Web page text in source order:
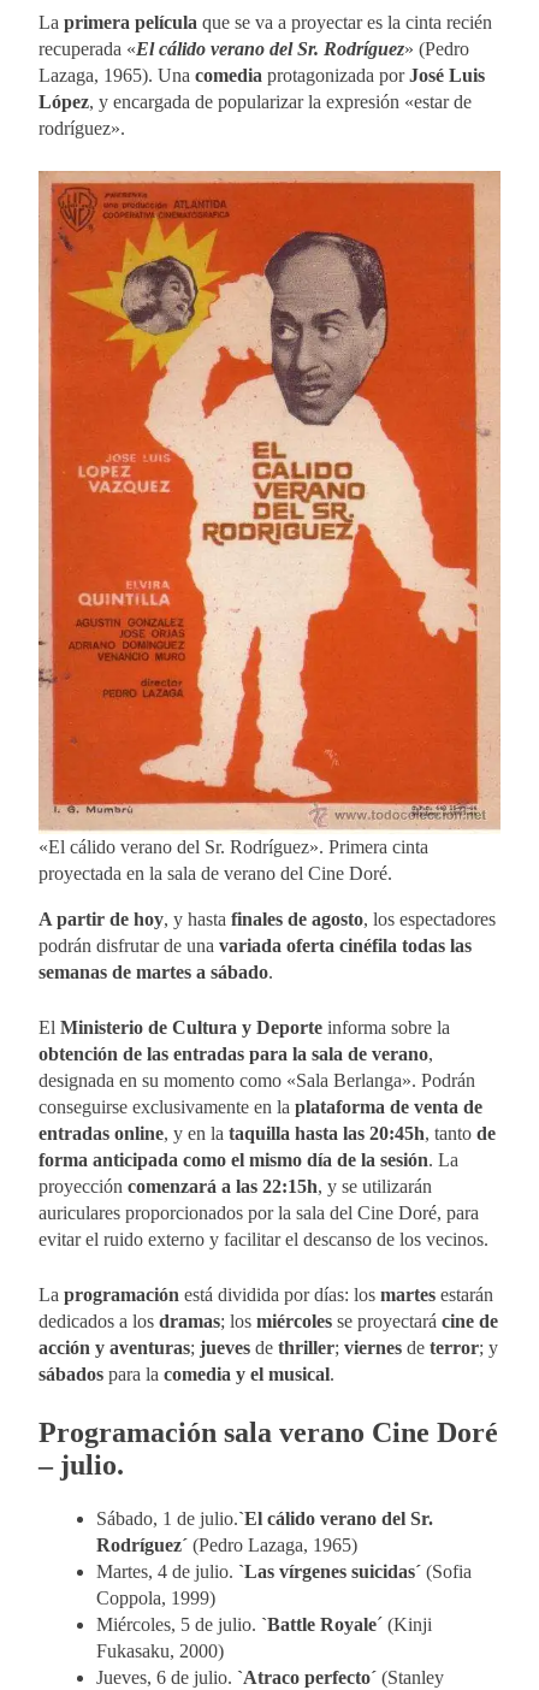
La primera película que se va a proyectar es la cinta recién
recuperada «El cálido verano del Sr. Rodríguez» (Pedro
Lazaga, 1965). Una comedia protagonizada porJosé Luis
López, y encargada de popularizar la expresión «estar de
rodríguez».
«El cálido verano del Sr. Rodríguez». Primera cinta
proyectada en la sala de verano del Cine Doré.
A partir de hoy, y hasta finales de agosto, los espectadores
podrán disfrutar de una variada oferta cinéfila todas las
semanas de martes a sábado.
El Ministerio de Cultura y Deporte informa sobre la
obtención de las entradas para la sala de verano,
designada en su momento como «Sala Berlanga». Podrán
conseguirse exclusivamente en la plataforma de venta de
entradas online, y en la taquilla hasta las 20:45h, tanto de
forma anticipada como el mismo día de la sesión. La
proyección comenzará a las 22:15h, y se utilizarán
auriculares proporcionados por la sala del Cine Doré, para
evitar el ruido externo y facilitar el descanso de los vecinos.
La programación está dividida por días: los martes estarán
dedicados a los dramas; los miércoles se proyectará cine de
acción y aventuras; jueves de thriller; viernes de terror; y
sábados para la comedia y el musical.
Programación sala verano Cine Doré
– julio.
Sábado, 1 de julio.`El cálido verano del Sr.
Rodríguez´ (Pedro Lazaga, 1965)
Martes, 4 de julio. `Las vírgenes suicidas´ (Sofia
Coppola, 1999)
Miércoles, 5 de julio. `Battle Royale´ (Kinji
Fukasaku, 2000)
Jueves, 6 de julio. `Atraco perfecto´ (Stanley